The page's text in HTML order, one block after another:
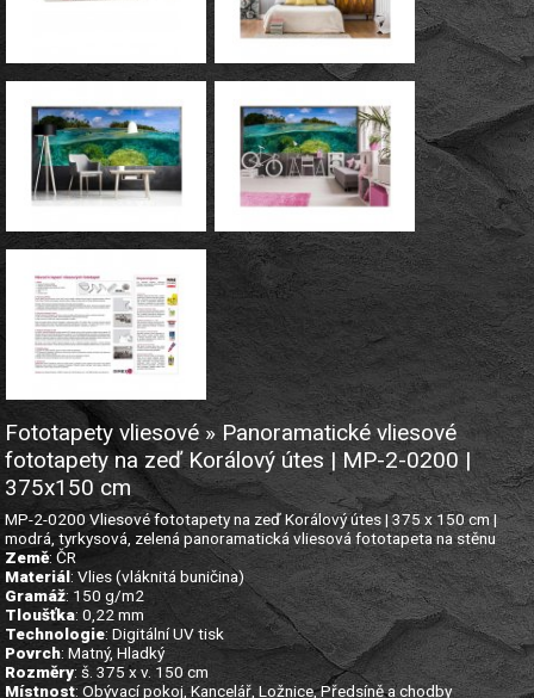
Fototapety vliesové » Panoramatické vliesové
fototapety na zeď Korálový útes | MP-2-0200 |
375x150 cm
MP-2-0200 Vliesové fototapety na zeď Korálový útes | 375 x 150 cm |
modrá, tyrkysová, zelená panoramatická vliesová fototapeta na stěnu
Země: ČR
Materiál: Vlies (vláknitá buničina)
Gramáž: 150 g/m2
Tloušťka: 0,22 mm
Technologie: Digitální UV tisk
Povrch: Matný, Hladký
Rozměry: š. 375 x v. 150 cm
Místnost: Obývací pokoj, Kancelář, Ložnice, Předsíně a chodby